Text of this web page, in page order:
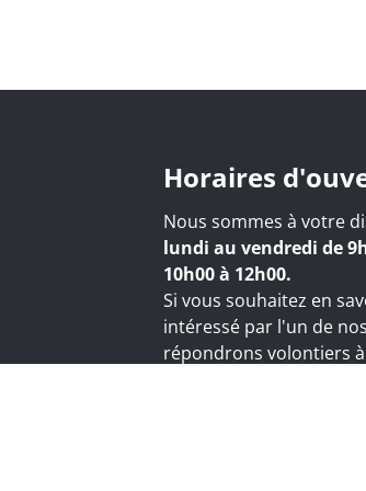
Horaires
Nous sommes à votre
lundi au vendredi de
10h00 à 12h00.
Si vous souhaitez en
intéressé par l'un de
répondrons volontiers